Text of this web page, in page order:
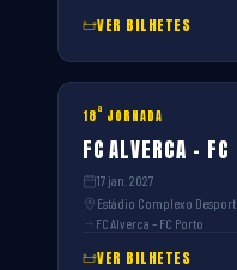
VER BILHETES
18ª JORNADA
FC ALVERCA – FC
17 jan. 2027
Estádio Complexo
FC Alverca – FC Porto
VER BILHETES